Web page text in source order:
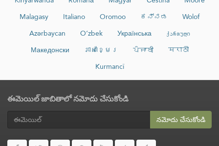
Malagasy
Italiano Oromoo ಕನ್ನಡ
Wolof
Azərbaycan
O‘zbek Українська
ქართული
Македонски
ភាសាខ្មែរ ਪੰਜਾਬੀ
मराठी
Kurmancî
ఈమెయిల్ జాబితాలో నమోదు చేసుకోండి
నమోదు చేసుకోండి